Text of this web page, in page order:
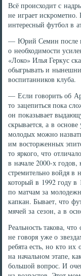
Всё происходит с
не играет искрометно.
интересный футбол в
— Юрий Семин после
о необходимости
«Локо» Илья Геркус
обыгрывать и
воспитанников клуба.
— Если говорить об
то зацепиться пока
он показывает
скрывается, а в
молодых можно
им восторженных
то яркого, что
в начале 2000-х
стремительно войдя
который в 1992 году в
по матчам за
капкан. Бывает, что
мячей за сезон, а в
Реальность такова,
не говоря уже о
ребята есть, но кто их
на начальном этапе,
большой вопрос. И